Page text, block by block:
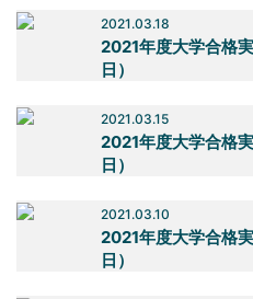
2021.03.18
2021年度大学合格
日）
2021.03.15
2021年度大学合格
日）
2021.03.10
2021年度大学合格
日）